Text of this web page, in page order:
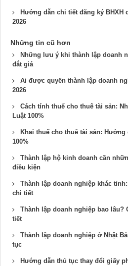
Hướng dẫn chi tiết đăng ký
2026
Những tin cũ hơn
Những lưu ý khi thành lập doanh
đắt giá
Ai được quyền thành lập doanh
2026
Cách tính thuế cho thuê tài sản:
Luật 100%
Khai thuế cho thuê tài sản:
100%
Thành lập hộ kinh doanh cần
điều kiện
Thành lập doanh nghiệp khác
chi tiết
Thành lập doanh nghiệp bao lâu?
tiết
Thành lập doanh nghiệp ở Nhật
tục
Hướng dẫn thủ tục thay đổi giấy